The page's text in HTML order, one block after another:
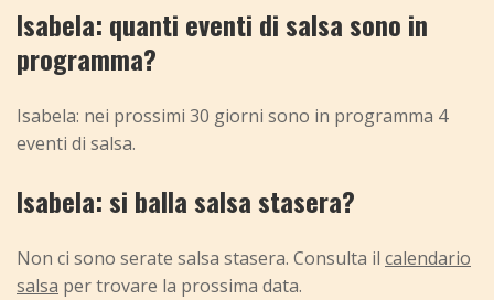
Isabela: quanti eventi di salsa sono in
programma?
Isabela: nei prossimi 30 giorni sono in programma 4
eventi di salsa.
Isabela: si balla salsa stasera?
Non ci sono serate salsa stasera. Consulta il calendario
salsa per trovare la prossima data.